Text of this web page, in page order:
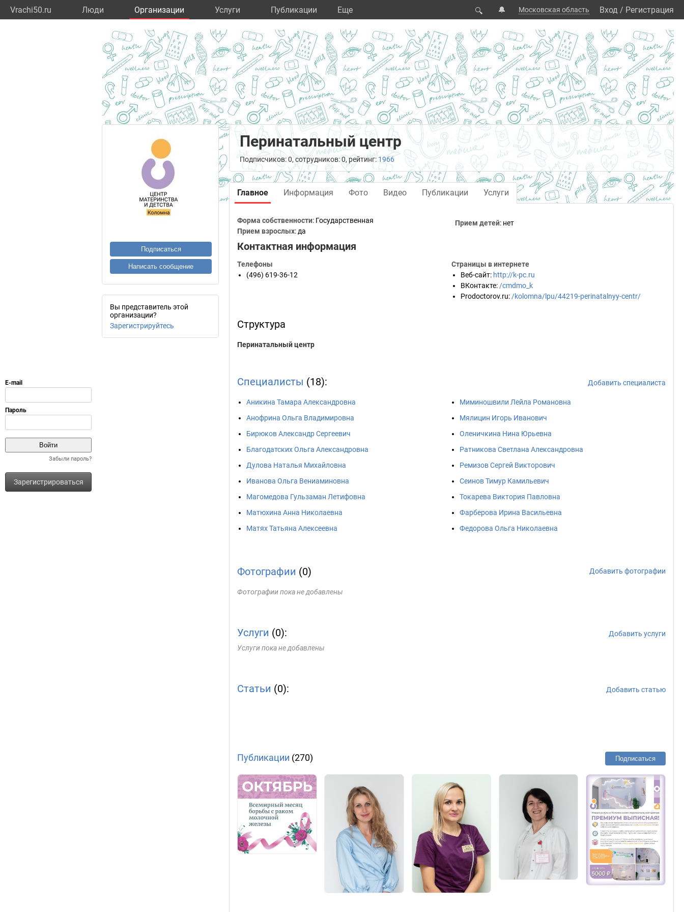
Vrachi50.ru Люди Организации Услуги Публикации Eще 🔍 🔔 Московская область Вход / Регистрация
Забыли пароль?
Зарегистрироваться
Подписаться
Написать сообщение
Вы представитель этой
организации?
Зарегистрируйтесь
Перинатальный центр
Подписчиков: 0, сотрудников: 0, рейтинг: 1966
Главное Информация Фото Видео Публикации Услуги
Форма собственности: Государственная
Прием взрослых: да
Прием детей: нет
Контактная информация
Телефоны
(496) 619-36-12
Страницы в интернете
Веб-сайт: http://k-pc.ru
ВКонтакте: /cmdmo_k
Prodoctorov.ru: /kolomna/lpu/44219-perinatalnyy-centr/
Структура
Перинатальный центр
Специалисты (18): Добавить специалиста
Аникина Тамара Александровна
Анофрина Ольга Владимировна
Бирюков Александр Сергеевич
Благодатских Ольга Александровна
Дулова Наталья Михайловна
Иванова Ольга Вениаминовна
Магомедова Гульзаман Летифовна
Матюхина Анна Николаевна
Матях Татьяна Алексеевна
Миминошвили Лейла Романовна
Мялицин Игорь Иванович
Оленичкина Нина Юрьевна
Ратникова Светлана Александровна
Ремизов Сергей Викторович
Сеинов Тимур Камильевич
Токарева Виктория Павловна
Фарберова Ирина Васильевна
Федорова Ольга Николаевна
Фотографии (0) Добавить фотографии
Фотографии пока не добавлены
Услуги (0):
Добавить услуги
Услуги пока не добавлены
Статьи (0): Добавить статью
Публикации (270) Подписаться